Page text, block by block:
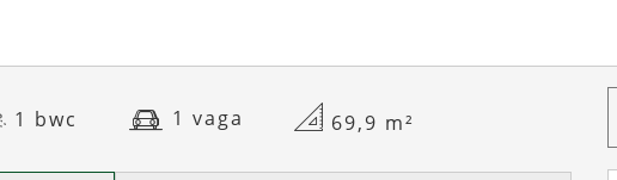
1 bwc 1 vaga 69,9 m²